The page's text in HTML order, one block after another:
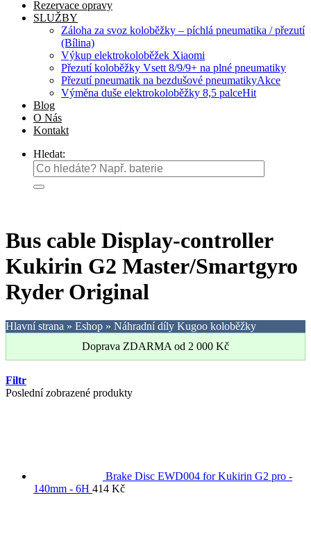
Rezervace opravy
SLUŽBY
Záloha za svoz koloběžky – píchlá pneumatika / přezutí
(Bílina)
Výkup elektrokoloběžek Xiaomi
Přezutí koloběžky Vsett 8/9/9+ na plné pneumatiky
Přezutí pneumatik na bezdušové pneumatiky
Výměna duše elektrokoloběžky 8,5 palce
Blog
O Nás
Kontakt
Hledat:
Bus cable Display-controller
Kukirin G2 Master/Smartgyro
Ryder Original
Hlavní strana » Eshop » Náhradní díly Kugoo koloběžky
Doprava ZDARMA od 2 000 Kč
Filtr
Poslední zobrazené produkty
Brake Disc EWD004 for Kukirin G2 pro -
140mm - 6H 414 Kč